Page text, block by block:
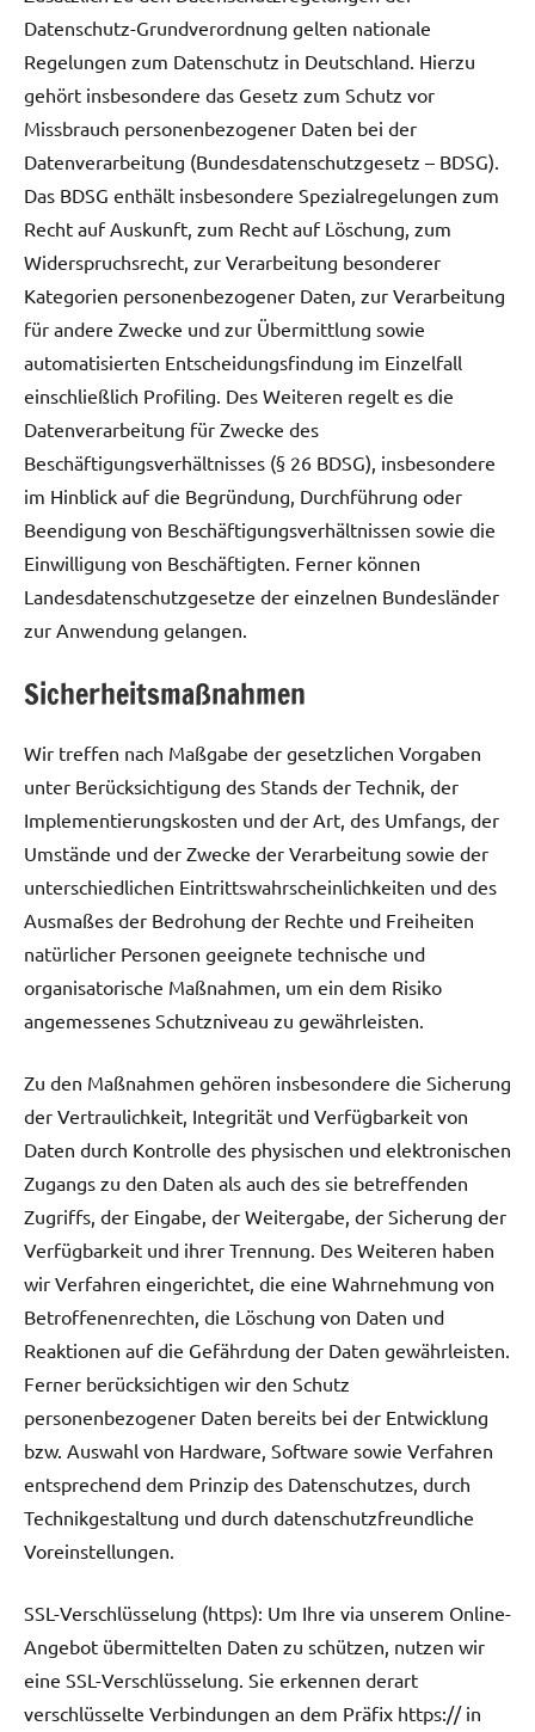
Datenschutz-Grundverordnung gelten nationale
Regelungen zum Datenschutz in Deutschland. Hierzu
gehört insbesondere das Gesetz zum Schutz vor
Missbrauch personenbezogener Daten bei der
Datenverarbeitung (Bundesdatenschutzgesetz – BDSG).
Das BDSG enthält insbesondere Spezialregelungen zum
Recht auf Auskunft, zum Recht auf Löschung, zum
Widerspruchsrecht, zur Verarbeitung besonderer
Kategorien personenbezogener Daten, zur Verarbeitung
für andere Zwecke und zur Übermittlung sowie
automatisierten Entscheidungsfindung im Einzelfall
einschließlich Profiling. Des Weiteren regelt es die
Datenverarbeitung für Zwecke des
Beschäftigungsverhältnisses (§ 26 BDSG), insbesondere
im Hinblick auf die Begründung, Durchführung oder
Beendigung von Beschäftigungsverhältnissen sowie die
Einwilligung von Beschäftigten. Ferner können
Landesdatenschutzgesetze der einzelnen Bundesländer
zur Anwendung gelangen.
Sicherheitsmaßnahmen
Wir treffen nach Maßgabe der gesetzlichen Vorgaben
unter Berücksichtigung des Stands der Technik, der
Implementierungskosten und der Art, des Umfangs, der
Umstände und der Zwecke der Verarbeitung sowie der
unterschiedlichen Eintrittswahrscheinlichkeiten und des
Ausmaßes der Bedrohung der Rechte und Freiheiten
natürlicher Personen geeignete technische und
organisatorische Maßnahmen, um ein dem Risiko
angemessenes Schutzniveau zu gewährleisten.
Zu den Maßnahmen gehören insbesondere die Sicherung
der Vertraulichkeit, Integrität und Verfügbarkeit von
Daten durch Kontrolle des physischen und elektronischen
Zugangs zu den Daten als auch des sie betreffenden
Zugriffs, der Eingabe, der Weitergabe, der Sicherung der
Verfügbarkeit und ihrer Trennung. Des Weiteren haben
wir Verfahren eingerichtet, die eine Wahrnehmung von
Betroffenenrechten, die Löschung von Daten und
Reaktionen auf die Gefährdung der Daten gewährleisten.
Ferner berücksichtigen wir den Schutz
personenbezogener Daten bereits bei der Entwicklung
bzw. Auswahl von Hardware, Software sowie Verfahren
entsprechend dem Prinzip des Datenschutzes, durch
Technikgestaltung und durch datenschutzfreundliche
Voreinstellungen.
SSL-Verschlüsselung (https): Um Ihre via unserem Online-
Angebot übermittelten Daten zu schützen, nutzen wir
eine SSL-Verschlüsselung. Sie erkennen derart
verschlüsselte Verbindungen an dem Präfix https:// in